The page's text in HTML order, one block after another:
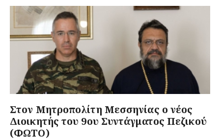
Στον Μητροπολίτη Μεσσηνίας ο νέος
Διοικητής του 9ου Συντάγματος Πεζικού
(ΦΩΤΟ)